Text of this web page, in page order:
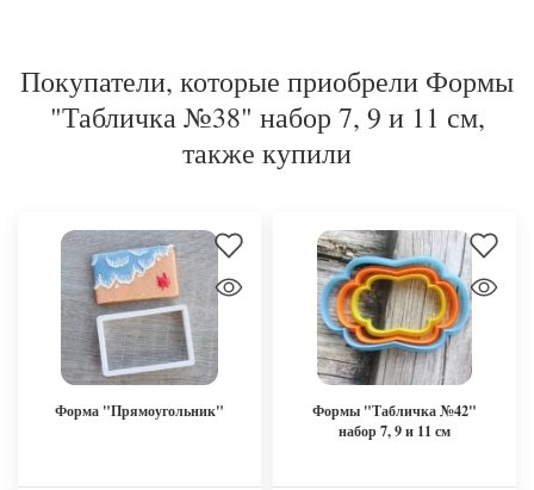
Покупатели, которые приобрели Формы
"Табличка №38" набор 7, 9 и 11 см,
также купили
Форма "Прямоугольник"
Формы "Табличка №42"
набор 7, 9 и 11 см